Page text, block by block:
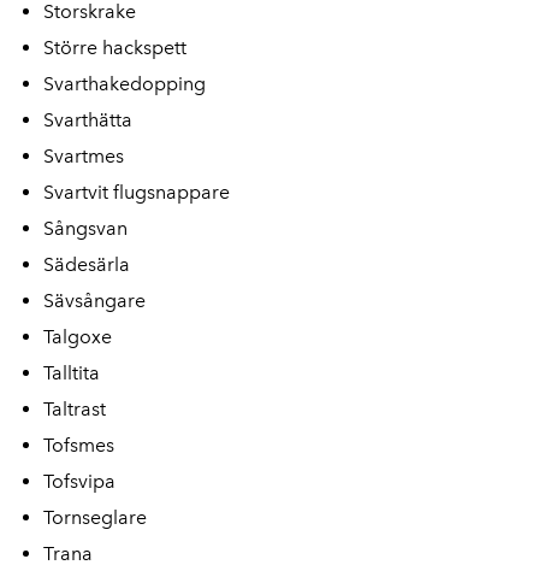
Storskrake
Större hackspett
Svarthakedopping
Svarthätta
Svartmes
Svartvit flugsnappare
Sångsvan
Sädesärla
Sävsångare
Talgoxe
Talltita
Taltrast
Tofsmes
Tofsvipa
Tornseglare
Trana